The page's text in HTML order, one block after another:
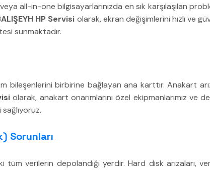
all-in-one bilgisayarlarınızda en sık karşılaşılan
HP Servisi olarak, ekran değişimlerini hızlı ve
sunmaktadır.
bileşenlerini birbirine bağlayan ana karttır. Anakart
olarak, anakart onarımlarını özel ekipmanlarımız
Sorunları
tüm verilerin depolandığı yerdir. Hard disk arızaları,